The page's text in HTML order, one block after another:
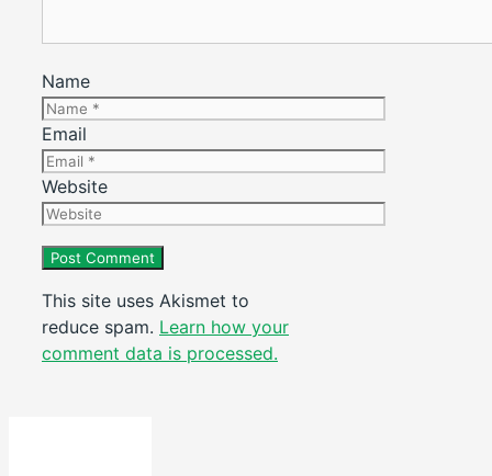
Name
Email
Website
This site uses Akismet to
reduce spam. Learn how your
comment data is processed.